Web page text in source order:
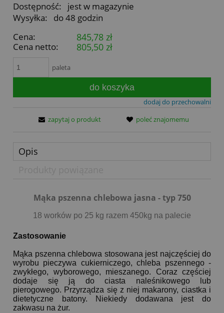
Dostępność:
jest w magazynie
Wysyłka:
do 48 godzin
Cena:
845,78 zł
Cena netto: 805,50 zł
paleta
do koszyka
dodaj do przechowalni
zapytaj o produkt
poleć znajomemu
Opis
Mąka pszenna chlebowa jasna - typ 750
18 worków po 25 kg razem 450kg na palecie
Zastosowanie
Mąka pszenna chlebowa stosowana jest najczęściej do
wyrobu pieczywa cukierniczego, chleba pszennego -
zwykłego, wyborowego, mieszanego. Coraz częściej
dodaje się ją do ciasta naleśnikowego lub
pierogowego. Przyrządza się z niej makarony, ciastka i
dietetyczne batony. Niekiedy dodawana jest do
zakwasu na żur.